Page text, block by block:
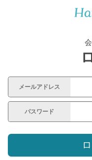
メールアドレス
パスワード